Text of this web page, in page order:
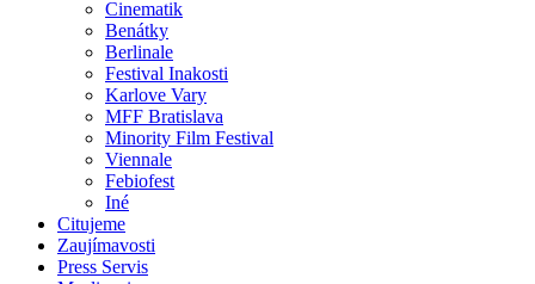
Cinematik
Benátky
Berlinale
Festival Inakosti
Karlove Vary
MFF Bratislava
Minority Film Festival
Viennale
Febiofest
Iné
Citujeme
Zaujímavosti
Press Servis